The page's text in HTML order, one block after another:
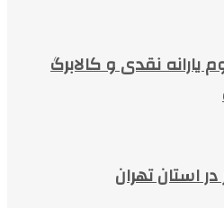
یارانه نقدی و کالابرگ
در استان تهران